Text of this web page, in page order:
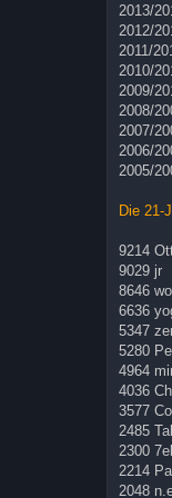
2013/
2012/
2011/
2010/
2009/
2008/
2007/
2006/
2005/
Die 21-
9214
9029 jr
8646
6636
5347
5280
4964
4036
3577
2485
2300
2214
2048